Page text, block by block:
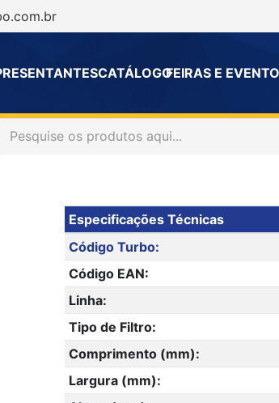
CATÁLOGOFEIRAS E
Especificações Técnicas
Código Turbo:
Código EAN:
Linha:
Tipo de Filtro:
Comprimento (mm):
Largura (mm):